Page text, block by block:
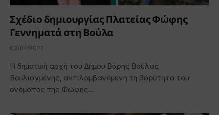
Σχέδιο δημιουργίας Πλατείας Φώφης
Γεννηματά στη Βούλα
03/04/2022
Η δημοτική αρχή του Δήμου Βάρης Βούλας
Βουλιαγμένης, αντιλαμβανόμενη τη βαρύτητα του
ονόματος της Φώφης…